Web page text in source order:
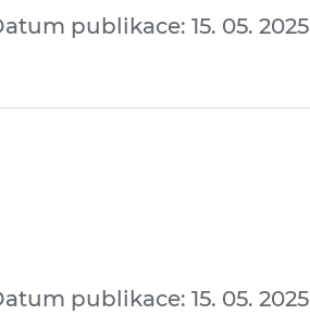
publikace: 15. 05. 2025
publikace: 15. 05. 2025